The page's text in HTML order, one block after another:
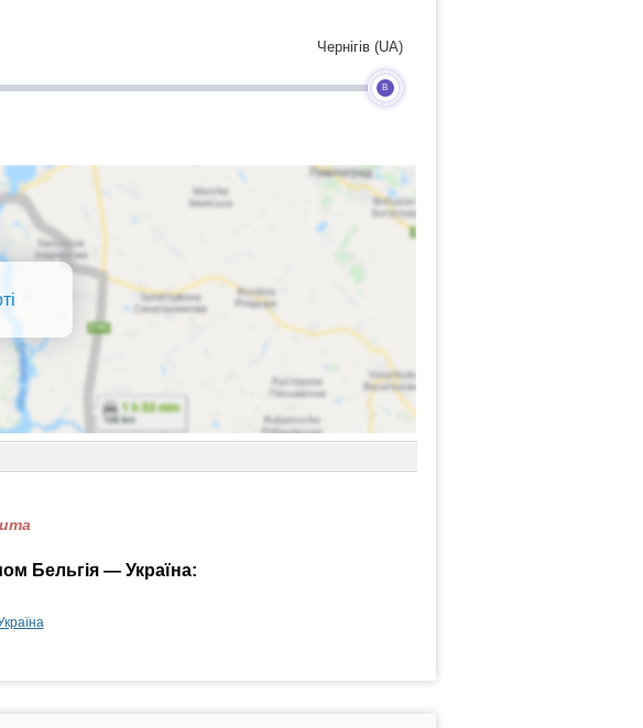
B
Чернігів (UA)
Бельгія — Україна: